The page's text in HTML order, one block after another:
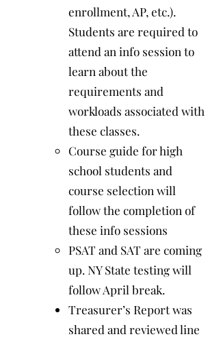
enrollment, AP, etc.).
Students are required to
attend an info session to
learn about the
requirements and
workloads associated with
these classes.
Course guide for high
school students and
course selection will
follow the completion of
these info sessions
PSAT and SAT are coming
up. NY State testing will
follow April break.
Treasurer’s Report was
shared and reviewed line